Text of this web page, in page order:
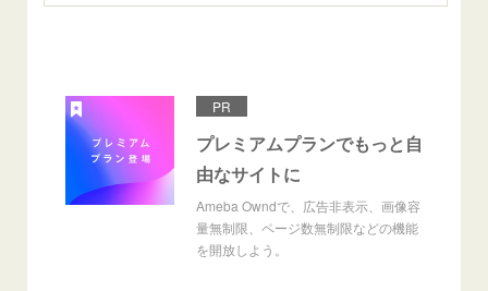
PR
プレミアムプランでもっと自
由なサイトに
Ameba Owndで、広告非表示、画像容
量無制限、ページ数無制限などの機能
を開放しよう。